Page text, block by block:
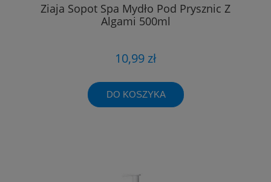
Ziaja Sopot Spa Mydło Pod Prysznic Z
Algami 500ml
10,99 zł
DO KOSZYKA